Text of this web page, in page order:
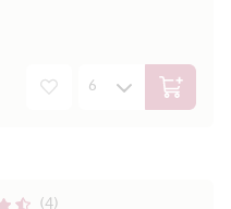
In den
4